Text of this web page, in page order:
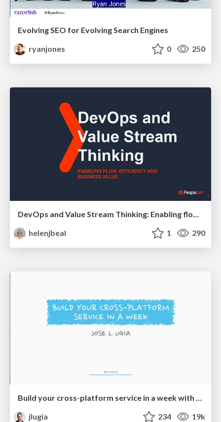
Evolving SEO for Evolving Search Engines
ryanjones
0 250
DevOps and Value Stream Thinking: Enabling flow, efficiency and business value
helenjbeal
1 290
Build your cross-platform service in a week with App Engine
jlugia
234 19k